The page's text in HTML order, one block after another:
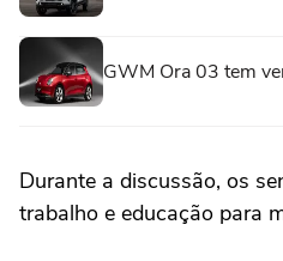
GWM Ora 03 tem
Durante a discussão, os
trabalho e educação para